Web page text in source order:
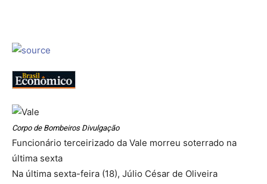
Corpo de Bombeiros Divulgação
Funcionário terceirizado da Vale morreu soterrado na
última sexta
Na última sexta-feira (18), Júlio César de Oliveira